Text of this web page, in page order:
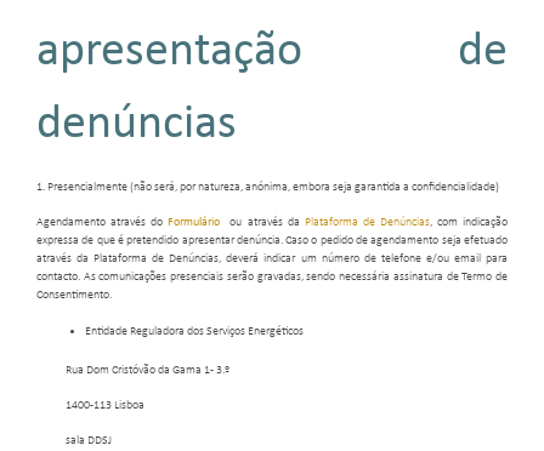
apresentação de
denúncias
1. Presencialmente (não será, por natureza, anónima, embora seja garantida a confidencialidade)
Agendamento através doFormulário ou através da Plataforma de Denúncias, com indicação
expressa de que é pretendido apresentar denúncia. Caso o pedido de agendamento seja efetuado
através da Plataforma de Denúncias, deverá indicar um número de telefone e/ou email para
contacto. As comunicações presenciais serão gravadas, sendo necessária assinatura de Termo de
Consentimento.
Entidade Reguladora dos Serviços Energéticos
Rua Dom Cristóvão da Gama 1- 3.º
1400-113 Lisboa
sala DDSJ